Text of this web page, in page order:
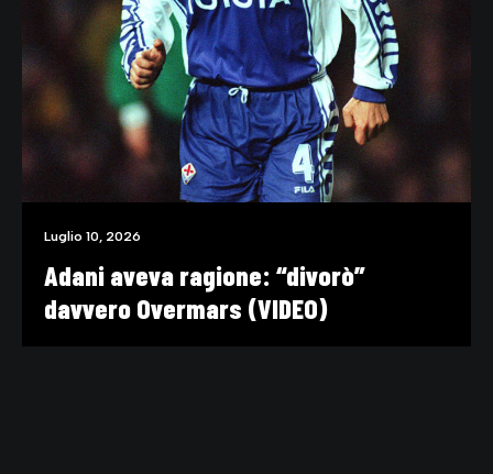
Luglio 10, 2026
Adani aveva ragione: “divorò”
davvero Overmars (VIDEO)